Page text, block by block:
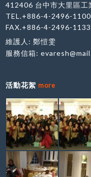
412406 台中市大里區工
TEL.+886-4-2496-1100
FAX.+886-4-2496-1133
維護人: 鄭愷雯
服務信箱:
活動花絮more